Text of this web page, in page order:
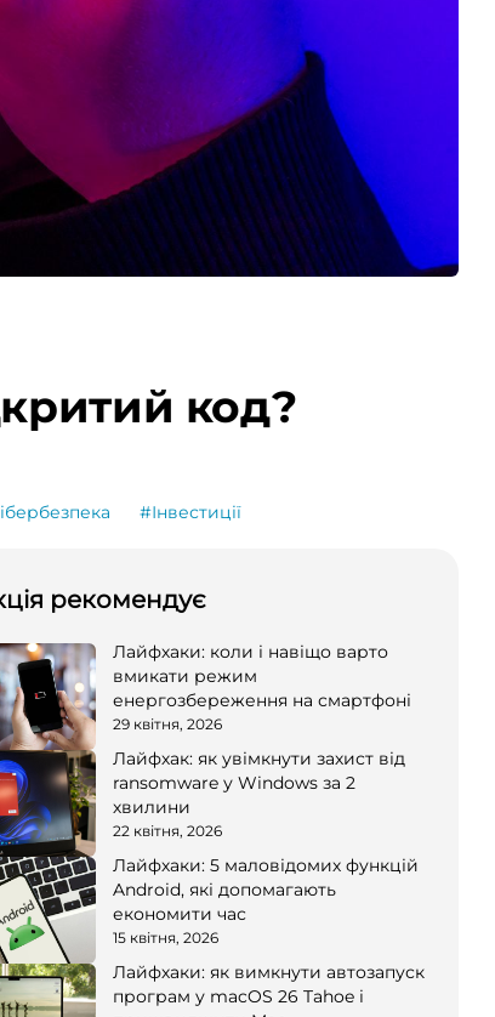
код?
#Інвестиції
рекомендує
Лайфхаки: коли і навіщо варто
вмикати режим
енергозбереження на смартфоні
29 квітня, 2026
Лайфхак: як увімкнути захист від
ransomware у Windows за 2
хвилини
22 квітня, 2026
Лайфхаки: 5 маловідомих функцій
Android, які допомагають
економити час
15 квітня, 2026
Лайфхаки: як вимкнути автозапуск
програм у macOS 26 Tahoe і